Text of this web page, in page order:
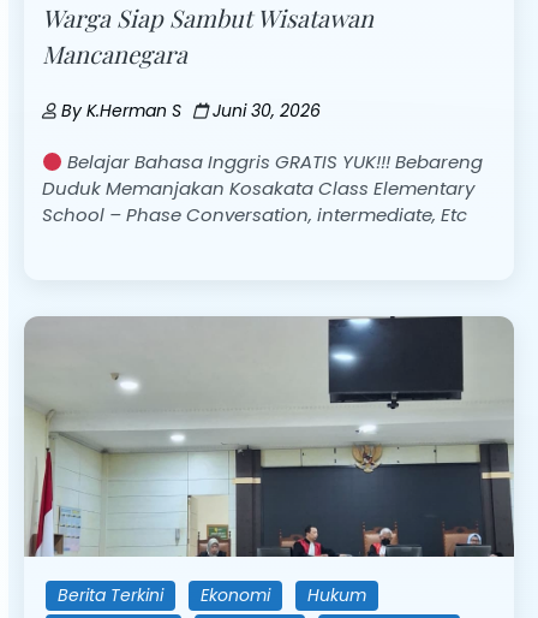
Warga Siap Sambut Wisatawan
Mancanegara
ByK.Herman S Juni 30, 2026
Belajar Bahasa Inggris GRATIS YUK!!! Bebareng
Duduk Memanjakan Kosakata Class Elementary
School – Phase Conversation, intermediate, Etc
Berita Terkini Ekonomi
Hukum